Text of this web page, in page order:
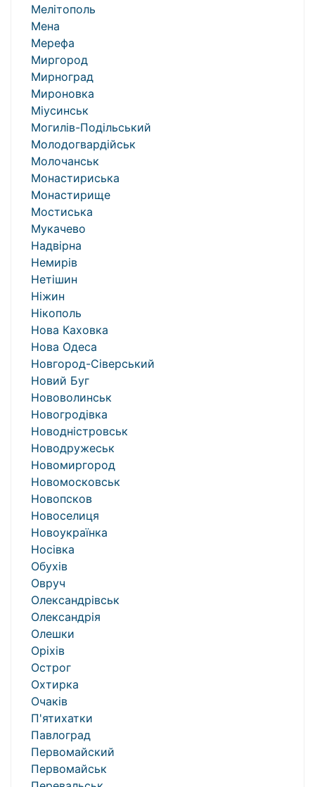
Мелітополь
Мена
Мерефа
Миргород
Мирноград
Мироновка
Міусинськ
Могилів-Подільський
Молодогвардійськ
Молочанськ
Монастириська
Монастирище
Мостиська
Мукачево
Надвірна
Немирів
Нетішин
Ніжин
Нікополь
Нова Каховка
Нова Одеса
Новгород-Сіверський
Новий Буг
Нововолинськ
Новогродівка
Новодністровськ
Новодружеськ
Новомиргород
Новомосковськ
Новопсков
Новоселиця
Новоукраїнка
Носівка
Обухів
Овруч
Олександрівськ
Олександрія
Олешки
Оріхів
Острог
Охтирка
Очаків
П'ятихатки
Павлоград
Первомайский
Первомайськ